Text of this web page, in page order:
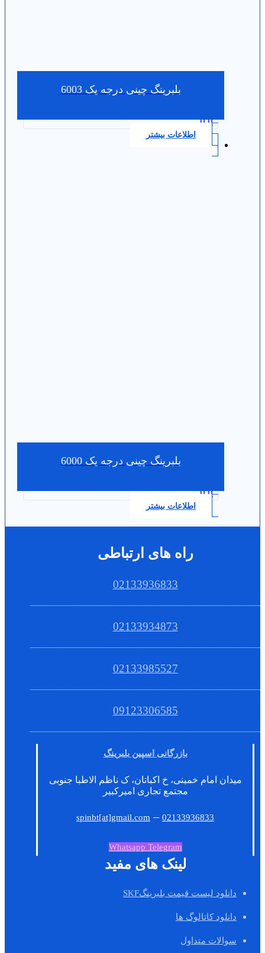
بلبرینگ چینی درجه یک 6003
0.0
اطلاعات بیشتر
بلبرینگ چینی درجه یک 6000
0.0
اطلاعات بیشتر
راه های ارتباطی
02133936833
02133934873
02133985527
09123306585
بازرگانی اسپین بلبرینگ
میدان امام خمینی، خ اکباتان، ک ناظم الاطبا جنوبی
مجتمع تجاری امیرکبیر
spinbt[at]gmail.com –02133936833
Whatsapp Telegram
لینک های مفید
دانلود لیست قیمت بلبرینگSKF
دانلود کاتالوگ ها
سوالات متداول